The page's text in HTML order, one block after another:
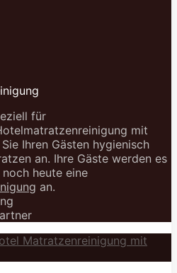
für
mit
Ihren Gästen hygienisch
an. Ihre Gäste werden es
noch heute eine
an.
Matratzenreinigung mit